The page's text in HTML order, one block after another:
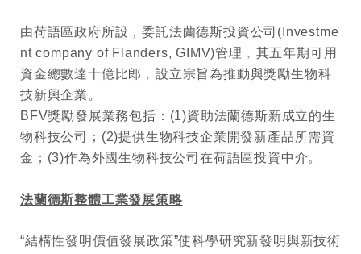
由荷語區政府所設，委託法蘭德斯投資公司 (Investme
nt company of Flanders, GIMV)管理﹐其五年期可用
資金總數達十億比郎﹐設立宗旨為推動與獎勵生物科
技新興企業。
BFV獎勵發展業務包括： (1)資助法蘭德斯新成立的生
物科技公司； (2)提供生物科技企業開發新產品所需資
金； (3)作為外國生物科技公司在荷語區投資中介。
法蘭德斯整體工業發展策略
“結構性發明價值發展政策”使科學研究新發明與新技術